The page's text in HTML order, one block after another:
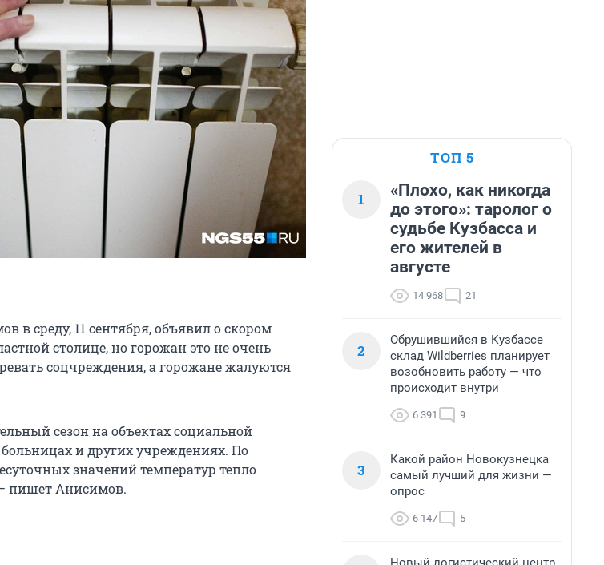
в среду, 11 сентября, объявил о скором
столице, но горожан это не очень
соцчреждения, а горожане жалуются
сезон на объектах социальной
и других учреждениях. По
значений температур тепло
пишет Анисимов.
ТОП 5
1
«Плохо, как никогда
до этого»: таролог о
судьбе Кузбасса и
его жителей в
августе
14 968 21
2
Обрушившийся в Кузбассе
склад Wildberries планирует
возобновить работу — что
происходит внутри
6 391 9
3
Какой район Новокузнецка
самый лучший для жизни —
опрос
6 147 5